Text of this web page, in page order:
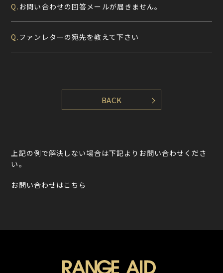
Q. お問い合わせの回答メールが届きません。
Q. ファンレターの宛先を教えて下さい
上記の例で解決しない場合は下記よりお問い合わせくださ
い。
お問い合わせはこちら